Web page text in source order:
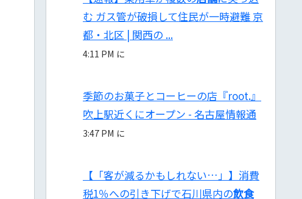
む ガス管が破損して住民が一時避難 京
都・北区 | 関西の ...
4:11 PM に
季節のお菓子とコーヒーの店『root.』
吹上駅近くにオープン - 名古屋情報通
3:47 PM に
【「客が減るかもしれない…」】消費
税1％への引き下げで石川県内の飲食